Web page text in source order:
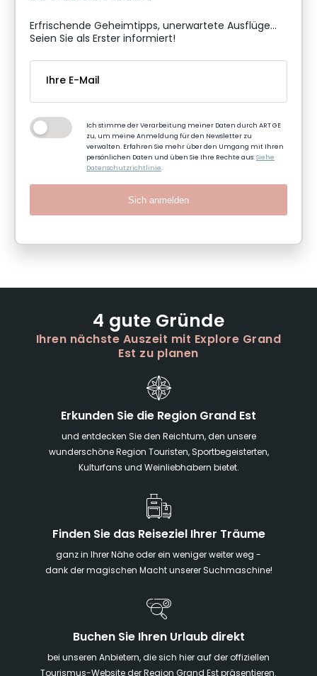
Erfrischende Geheimtipps, unerwartete Ausflüge...
Seien Sie als Erster informiert!
Ich stimme der Verarbeitung meiner Daten durch ART GE
zu, um meine Anmeldung für den Newsletter zu
verwalten. Erfahren Sie mehr über den Umgang mit Ihren
persönlichen Daten und üben Sie Ihre Rechte aus:Siehe
Datenschutzrichtlinie.
Sich anmelden
4 gute Gründe
Ihren nächste Auszeit mit Explore Grand
Est zu planen
Erkunden Sie die Region Grand Est
und entdecken Sie den Reichtum, den unsere
wunderschöne Region Touristen, Sportbegeisterten,
Kulturfans und Weinliebhabern bietet.
Finden Sie das Reiseziel Ihrer Träume
ganz in Ihrer Nähe oder ein weniger weiter weg -
dank der magischen Macht unserer Suchmaschine!
Buchen Sie Ihren Urlaub direkt
bei unseren Anbietern, die sich hier auf der offiziellen